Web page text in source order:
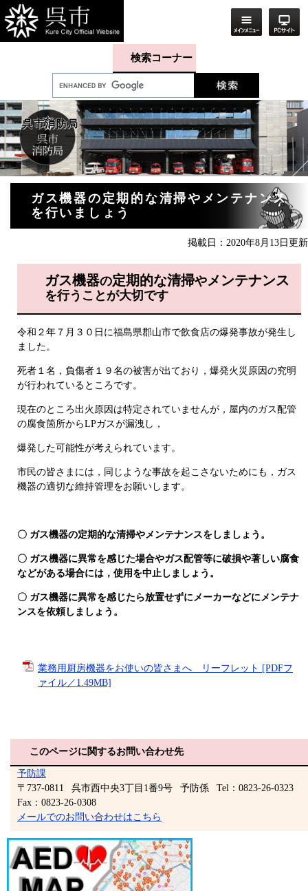
ー
ジ
の
ニ
ュ
ー
て
本
文
へ
検索コーナー
呉市消防局
ガス機器の定期的な清掃やメンテナンス
を行いましょう
掲載日：2020年8月13日更新
ガス機器の定期的な清掃やメンテナンス
を行うことが大切です
令和２年７月３０日に福島県郡山市で飲食店の爆発事故が発生し
ました。
死者１名，負傷者１９名の被害が出ており，爆発火災原因の究明
が行われているところです。
現在のところ出火原因は特定されていませんが，屋内のガス配管
の腐食箇所からLPガスが漏洩し，
爆発した可能性が考えられています。
市民の皆さまには，同じような事故を起こさないためにも，ガス
機器の適切な維持管理をお願いします。
〇 ガス機器の定期的な清掃やメンテナンスをしましょう。
〇 ガス機器に異常を感じた場合やガス配管等に破損や著しい腐食
などがある場合には， 使用を中止しましょう。
〇 ガス機器に異常を感じたら放置せずにメーカーなどにメンテナ
ンスを依頼しましょう。
業務用厨房機器をお使いの皆さまへ リーフレット [PDFフ
ァイル／1.49MB]
このページに関するお問い合わせ先
予防課
〒737-0811
呉市西中央3丁目1番9号 予防係
Tel：0823-26-0323
Fax：0823-26-0308
メールでのお問い合わせはこちら